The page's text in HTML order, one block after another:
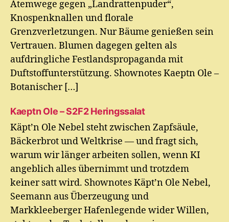
Atemwege gegen „Landrattenpuder“,
Knospenknallen und florale
Grenzverletzungen. Nur Bäume genießen sein
Vertrauen. Blumen dagegen gelten als
aufdringliche Festlandspropaganda mit
Duftstoffunterstützung. Shownotes Kaeptn Ole –
Botanischer […]
Kaeptn Ole – S2F2 Heringssalat
Käpt’n Ole Nebel steht zwischen Zapfsäule,
Bäckerbrot und Weltkrise — und fragt sich,
warum wir länger arbeiten sollen, wenn KI
angeblich alles übernimmt und trotzdem
keiner satt wird. Shownotes Käpt’n Ole Nebel,
Seemann aus Überzeugung und
Markkleeberger Hafenlegende wider Willen,